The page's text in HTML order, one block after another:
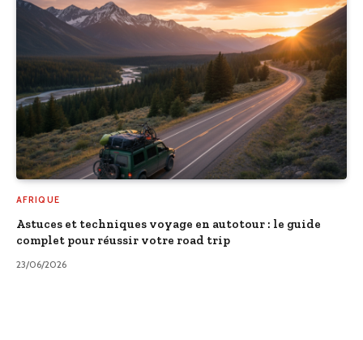
AFRIQUE
Astuces et techniques voyage en autotour : le guide
complet pour réussir votre road trip
23/06/2026